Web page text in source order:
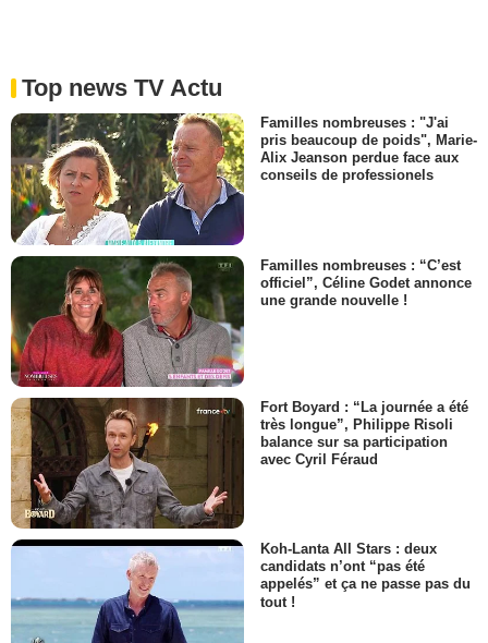
Top news TV Actu
Familles nombreuses : "J'ai
pris beaucoup de poids", Marie-
Alix Jeanson perdue face aux
conseils de professionels
Familles nombreuses : “C’est
officiel”, Céline Godet annonce
une grande nouvelle !
Fort Boyard : “La journée a été
très longue”, Philippe Risoli
balance sur sa participation
avec Cyril Féraud
Koh-Lanta All Stars : deux
candidats n’ont “pas été
appelés” et ça ne passe pas du
tout !